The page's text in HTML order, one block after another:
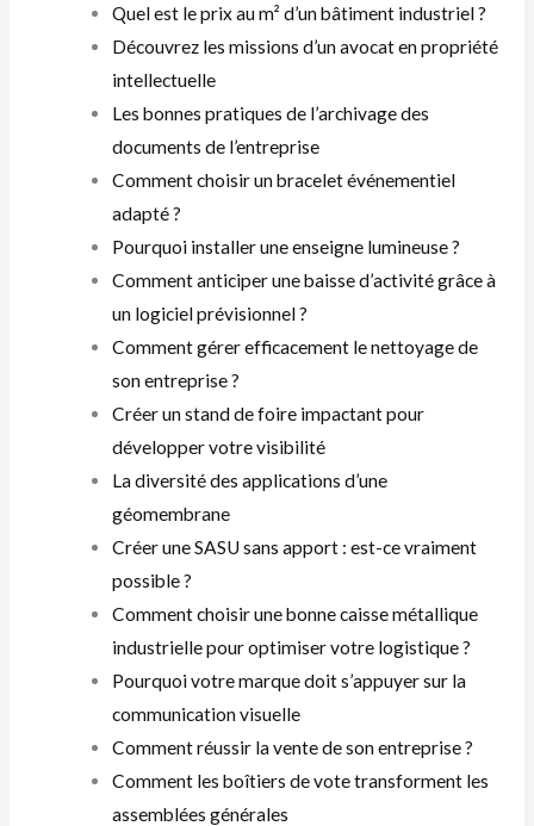
Quel est le prix au m² d’un bâtiment industriel ?
Découvrez les missions d’un avocat en propriété
intellectuelle
Les bonnes pratiques de l’archivage des
documents de l’entreprise
Comment choisir un bracelet événementiel
adapté ?
Pourquoi installer une enseigne lumineuse ?
Comment anticiper une baisse d’activité grâce à
un logiciel prévisionnel ?
Comment gérer efficacement le nettoyage de
son entreprise ?
Créer un stand de foire impactant pour
développer votre visibilité
La diversité des applications d’une
géomembrane
Créer une SASU sans apport : est-ce vraiment
possible ?
Comment choisir une bonne caisse métallique
industrielle pour optimiser votre logistique ?
Pourquoi votre marque doit s’appuyer sur la
communication visuelle
Comment réussir la vente de son entreprise ?
Comment les boîtiers de vote transforment les
assemblées générales